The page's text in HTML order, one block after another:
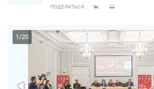
ПОДЕЛИТЬСЯ:
1/20